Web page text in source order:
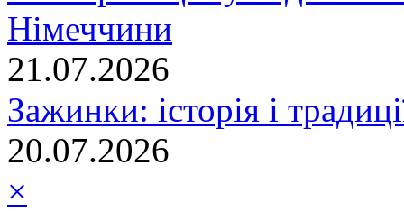
Німеччини
21.07.2026
Зажинки: історія і
20.07.2026
×